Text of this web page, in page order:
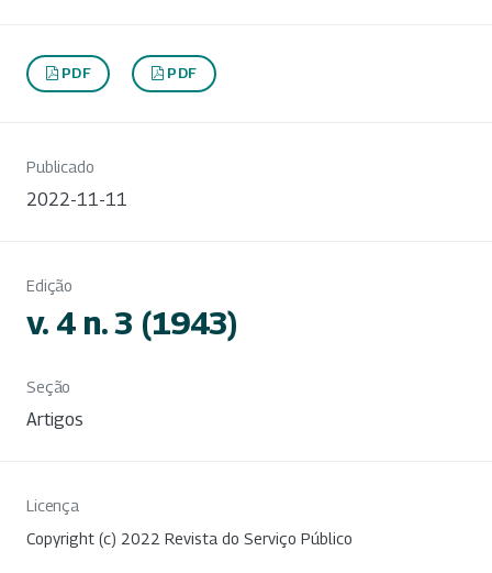
PDF PDF
Publicado
2022-11-11
Edição
v. 4 n. 3 (1943)
Seção
Artigos
Licença
Copyright (c) 2022 Revista do Serviço Público